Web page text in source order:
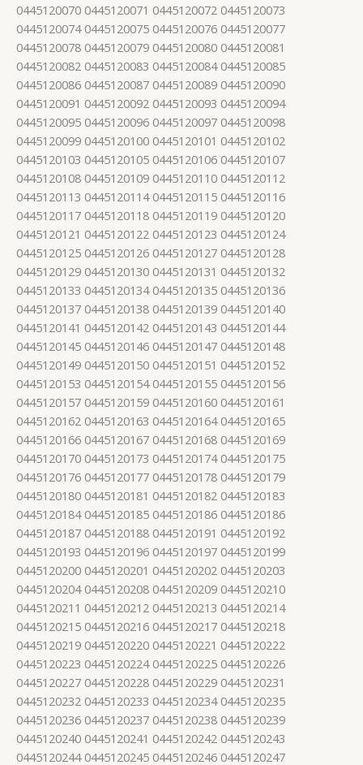
0445120070 0445120071 0445120072 0445120073
0445120074 0445120075 0445120076 0445120077
0445120078 0445120079 0445120080 0445120081
0445120082 0445120083 0445120084 0445120085
0445120086 0445120087 0445120089 0445120090
0445120091 0445120092 0445120093 0445120094
0445120095 0445120096 0445120097 0445120098
0445120099 0445120100 0445120101 0445120102
0445120103 0445120105 0445120106 0445120107
0445120108 0445120109 0445120110 0445120112
0445120113 0445120114 0445120115 0445120116
0445120117 0445120118 0445120119 0445120120
0445120121 0445120122 0445120123 0445120124
0445120125 0445120126 0445120127 0445120128
0445120129 0445120130 0445120131 0445120132
0445120133 0445120134 0445120135 0445120136
0445120137 0445120138 0445120139 0445120140
0445120141 0445120142 0445120143 0445120144
0445120145 0445120146 0445120147 0445120148
0445120149 0445120150 0445120151 0445120152
0445120153 0445120154 0445120155 0445120156
0445120157 0445120159 0445120160 0445120161
0445120162 0445120163 0445120164 0445120165
0445120166 0445120167 0445120168 0445120169
0445120170 0445120173 0445120174 0445120175
0445120176 0445120177 0445120178 0445120179
0445120180 0445120181 0445120182 0445120183
0445120184 0445120185 0445120186 0445120186
0445120187 0445120188 0445120191 0445120192
0445120193 0445120196 0445120197 0445120199
0445120200 0445120201 0445120202 0445120203
0445120204 0445120208 0445120209 0445120210
0445120211 0445120212 0445120213 0445120214
0445120215 0445120216 0445120217 0445120218
0445120219 0445120220 0445120221 0445120222
0445120223 0445120224 0445120225 0445120226
0445120227 0445120228 0445120229 0445120231
0445120232 0445120233 0445120234 0445120235
0445120236 0445120237 0445120238 0445120239
0445120240 0445120241 0445120242 0445120243
0445120244 0445120245 0445120246 0445120247